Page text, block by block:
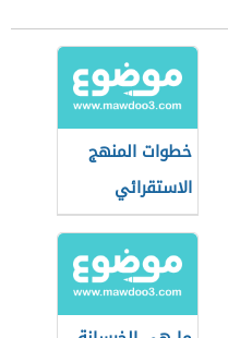
خطوات المنهج
الاستقرائي